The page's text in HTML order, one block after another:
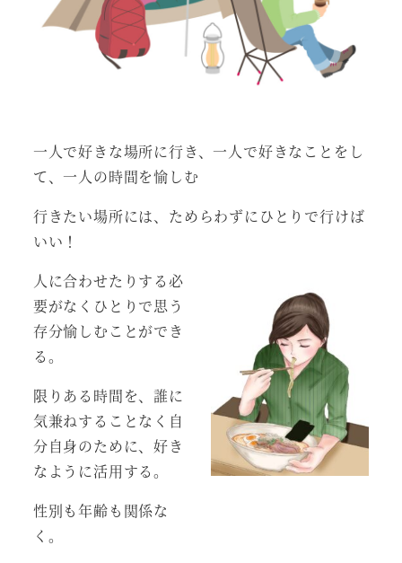
一人で好きな場所に行き、一人で好きなことをし
て、一人の時間を愉しむ
行きたい場所には、ためらわずにひとりで行けば
いい！
人に合わせたりする必
要がなくひとりで思う
存分愉しむことができ
る。
限りある時間を、誰に
気兼ねすることなく自
分自身のために、好き
なように活用する。
性別も年齢も関係な
く。